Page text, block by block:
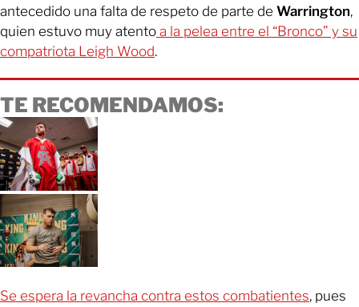
antecedido una falta de respeto de parte de Warrington,
quien estuvo muy atento a la pelea entre el “Bronco” y su
compatriota Leigh Wood.
TE RECOMENDAMOS:
Se espera la revancha contra estos combatientes, pues